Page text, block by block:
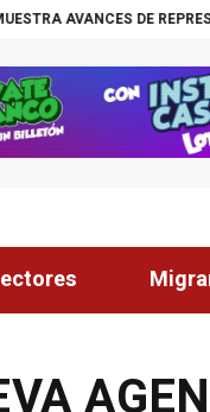
DE REPRESA A DIPUTADOS